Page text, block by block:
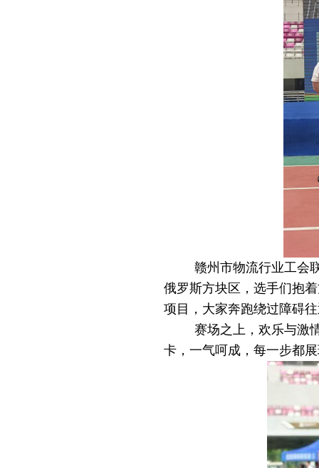
赣州市物流行业工会
俄罗斯方块区，选手们抱
项目，大家奔跑绕过障碍
赛场之上，欢乐与激
卡，一气呵成，每一步都